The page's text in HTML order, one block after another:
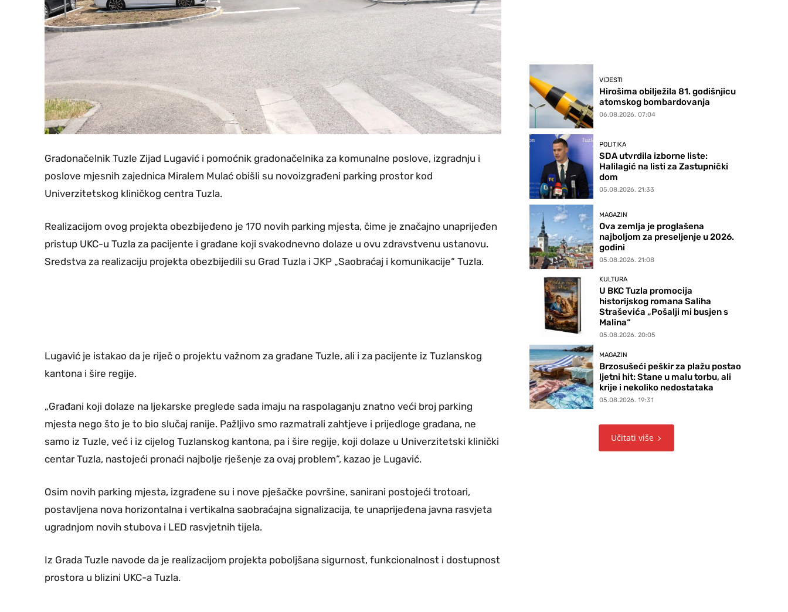
Gradonačelnik Tuzle Zijad Lugavić i pomoćnik gradonačelnika za komunalne poslove, izgradnju i
poslove mjesnih zajednica Miralem Mulać obišli su novoizgrađeni parking prostor kod
Univerzitetskog kliničkog centra Tuzla.
Realizacijom ovog projekta obezbijeđeno je 170 novih parking mjesta, čime je značajno unaprijeđen
pristup UKC-u Tuzla za pacijente i građane koji svakodnevno dolaze u ovu zdravstvenu ustanovu.
Sredstva za realizaciju projekta obezbijedili su Grad Tuzla i JKP „Saobraćaj i komunikacije“ Tuzla.
Lugavić je istakao da je riječ o projektu važnom za građane Tuzle, ali i za pacijente iz Tuzlanskog
kantona i šire regije.
„Građani koji dolaze na ljekarske preglede sada imaju na raspolaganju znatno veći broj parking
mjesta nego što je to bio slučaj ranije. Pažljivo smo razmatrali zahtjeve i prijedloge građana, ne
samo iz Tuzle, već i iz cijelog Tuzlanskog kantona, pa i šire regije, koji dolaze u Univerzitetski klinički
centar Tuzla, nastojeći pronaći najbolje rješenje za ovaj problem“, kazao je Lugavić.
Osim novih parking mjesta, izgrađene su i nove pješačke površine, sanirani postojeći trotoari,
postavljena nova horizontalna i vertikalna saobraćajna signalizacija, te unaprijeđena javna rasvjeta
ugradnjom novih stubova i LED rasvjetnih tijela.
Iz Grada Tuzle navode da je realizacijom projekta poboljšana sigurnost, funkcionalnost i dostupnost
prostora u blizini UKC-a Tuzla.
VIJESTI
Hirošima obilježila 81. godišnjicu
atomskog bombardovanja
06.08.2026. 07:04
POLITIKA
SDA utvrdila izborne liste:
Halilagić na listi za Zastupnički
dom
05.08.2026. 21:33
MAGAZIN
Ova zemlja je proglašena
najboljom za preseljenje u 2026.
godini
05.08.2026. 21:08
KULTURA
U BKC Tuzla promocija
historijskog romana Saliha
Straševića „Pošalji mi busjen s
Malina“
05.08.2026. 20:05
MAGAZIN
Brzosušeći peškir za plažu postao
ljetni hit: Stane u malu torbu, ali
krije i nekoliko nedostataka
05.08.2026. 19:31
Učitati više